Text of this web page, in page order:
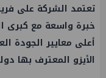
تعتمد الشركة على
خبرة واسعة مع كبرى
أعلى معايير الجودة
الأيزو المعترف بها